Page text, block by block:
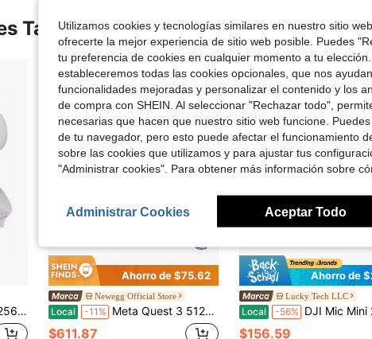
También Vieron
inmersiva
Ahorro de $75.62
Newegg Official Store
Local -11% Meta Quest 3 512GB | Casco de realidad virtual - Resolución un 30% talla grande nítida - 2X talla grande potencia de procesamiento gráfico - Realidad virtual sin cables - Acceso a talla grande de 40 juegos con una prueba de 3 meses de Meta Horizon+ incluida
$611.87
Ahorro de
Lucky Tech LLC
Local -56% DJI Mic Mini 2 Micrófono inalámbrico - 2 TX + 1 RX + Estuche de carga, Kit todo en uno, Transmisión de largo alcance, Cancelación
$156.59
Utilizamos cookies y tecnologías similares en nuestro sitio
ofrecerte la mejor experiencia de sitio web posible. Puedes
tu preferencia de cookies en cualquier momento a tu
estableceremos todas las cookies opcionales, que nos
funcionalidades mejoradas y personalizar el contenido y los
de compra con SHEIN. Al seleccionar "Rechazar todo",
necesarias que hacen que nuestro sitio web funcione.
de tu navegador, pero esto puede afectar el funcionamiento
sobre las cookies que utilizamos y para ajustar tus
"Administrar cookies". Para obtener más información sobre
Administrar Cookies Aceptar Todo